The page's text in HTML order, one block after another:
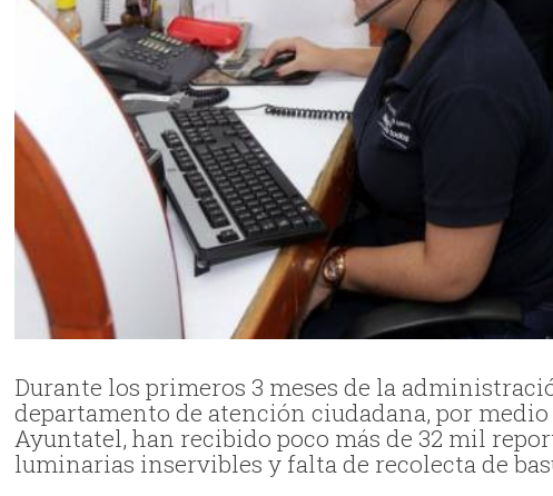
Durante los primeros 3 meses de la
departamento de atención ciudadana, por
Ayuntatel, han recibido poco más de 32 mil
luminarias inservibles y falta de recolecta de